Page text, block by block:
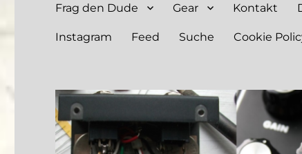
Frag den Dude Gear Kontakt
Instagram Feed Suche Cookie